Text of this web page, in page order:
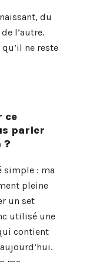
du
l’autre.
ne reste
ce
parler
?
simple : ma
pleine
un set
utilisé une
contient